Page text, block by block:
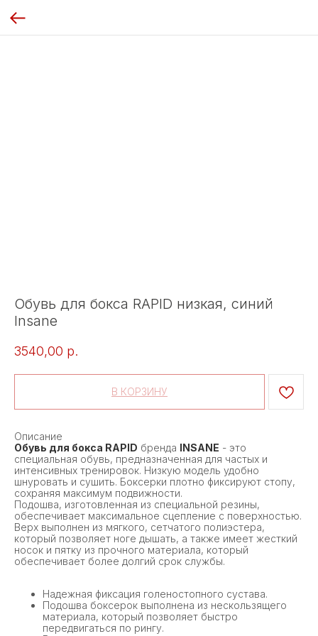
Обувь для бокса RAPID низкая, синий
Insane
3540,00 р.
В КОРЗИНУ
Описание
Обувь для бокса RAPID бренда INSANE - это
специальная обувь, предназначенная для частых и
интенсивных тренировок. Низкую модель удобно
шнуровать и сушить. Боксерки плотно фиксируют стопу,
сохраняя максимум подвижности.
Подошва, изготовленная из специальной резины,
обеспечивает максимальное сцепление с поверхностью.
Верх выполнен из мягкого, сетчатого полиэстера,
который позволяет ноге дышать, а также имеет жесткий
носок и пятку из прочного материала, который
обеспечивает более долгий срок службы.
Надежная фиксация голеностопного сустава.
Подошва боксерок выполнена из нескользящего
материала, который позволяет быстро
передвигаться по рингу.